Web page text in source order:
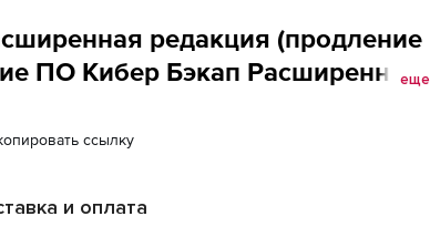
редакция (продление
ПО Кибер Бэкап Расширенная
ФСТЭК, для
на 2 года
еще
ссылку
и оплата